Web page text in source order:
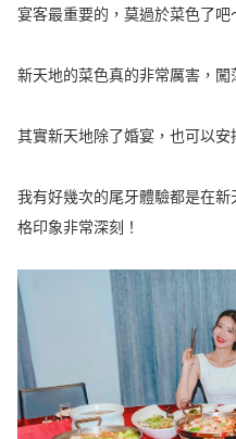
宴客最重要的，莫過於菜色了吧
新天地的菜色真的非常厲害，
其實新天地除了婚宴，也可以安
我有好幾次的尾牙體驗都是在
格印象非常深刻！